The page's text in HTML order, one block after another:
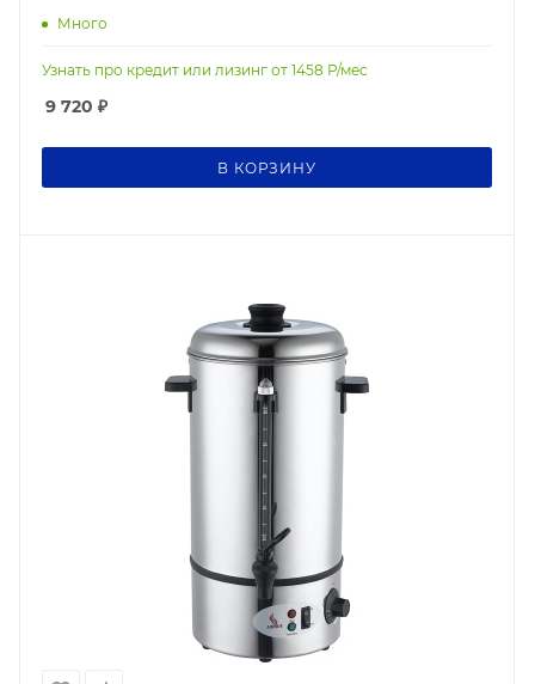
Много
Узнать про кредит или лизинг от 1458 Р/мес
9 720 ₽
В КОРЗИНУ